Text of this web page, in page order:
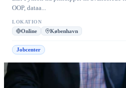
OOP, dataa...
LOKATION
Online København
Jobcenter